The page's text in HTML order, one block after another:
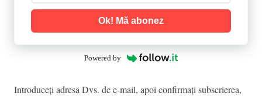
Ok! Mă abonez
Powered by
Introduceţi adresa Dvs. de e-mail, apoi confirmaţi subscrierea,